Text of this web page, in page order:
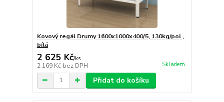
Kovový regál Drumy 1600x1000x400/5, 130kg/pol.,
bílá
2 625 Kč/ks
2 169 Kč bez DPH Skladem
Přidat do košíku